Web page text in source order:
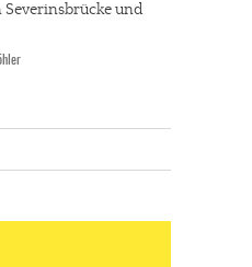
Severinsbrücke und